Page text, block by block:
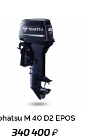
M 40 D2 EPOS
340 400₽